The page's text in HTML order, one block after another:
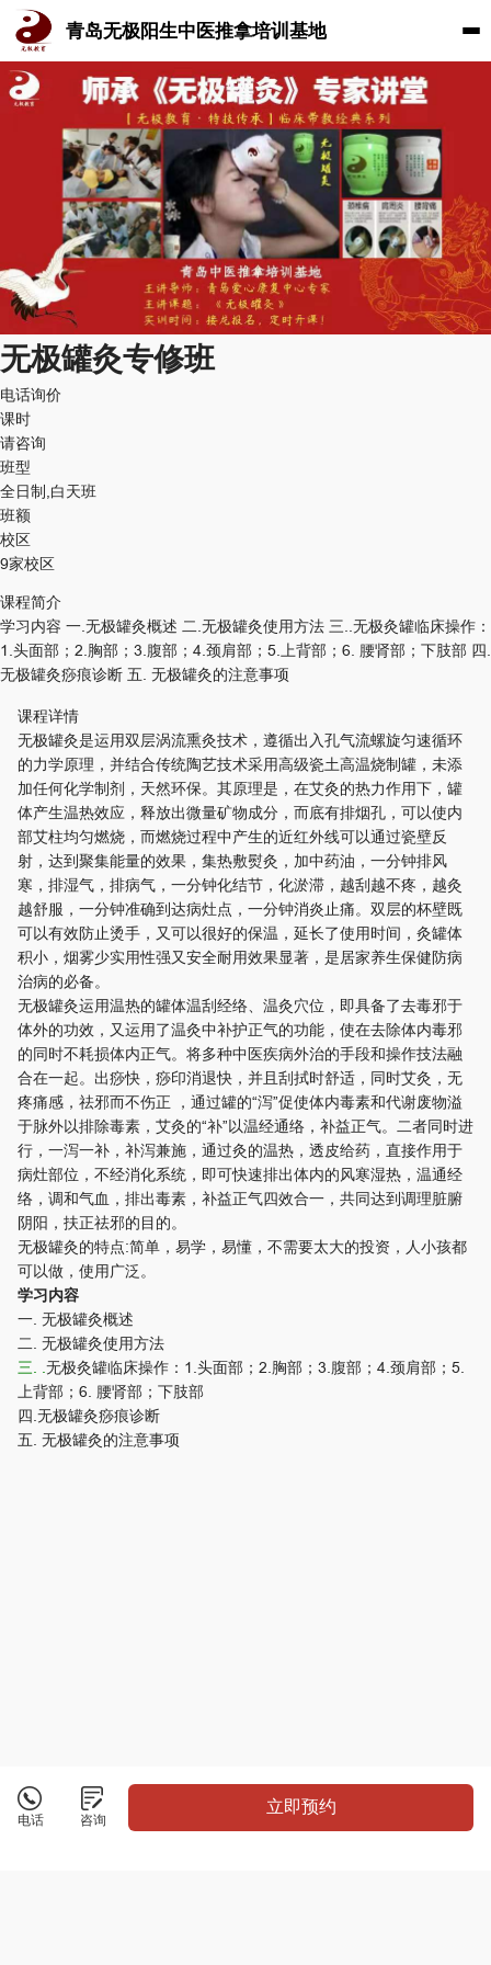
青岛无极阳生中医推拿培训基地
无极罐灸专修班
电话询价
课时
请咨询
班型
全日制,白天班
班额
校区
9家校区
课程简介
学习内容 一.无极罐灸概述 二.无极罐灸使用方法 三..无极灸罐临床操作：
1.头面部；2.胸部；3.腹部；4.颈肩部；5.上背部；6. 腰肾部；下肢部 四.
无极罐灸痧痕诊断 五. 无极罐灸的注意事项
课程详情
无极罐灸是运用双层涡流熏灸技术，遵循出入孔气流螺旋匀速循环
的力学原理，并结合传统陶艺技术采用高级瓷土高温烧制罐，未添
加任何化学制剂，天然环保。其原理是，在艾灸的热力作用下，罐
体产生温热效应，释放出微量矿物成分，而底有排烟孔，可以使内
部艾柱均匀燃烧，而燃烧过程中产生的近红外线可以通过瓷壁反
射，达到聚集能量的效果，集热敷熨灸，加中药油，一分钟排风
寒，排湿气，排病气，一分钟化结节，化淤滞，越刮越不疼，越灸
越舒服，一分钟准确到达病灶点，一分钟消炎止痛。双层的杯壁既
可以有效防止烫手，又可以很好的保温，延长了使用时间，灸罐体
积小，烟雾少实用性强又安全耐用效果显著，是居家养生保健防病
治病的必备。
无极罐灸运用温热的罐体温刮经络、温灸穴位，即具备了去毒邪于
体外的功效，又运用了温灸中补护正气的功能，使在去除体内毒邪
的同时不耗损体内正气。将多种中医疾病外治的手段和操作技法融
合在一起。出痧快，痧印消退快，并且刮拭时舒适，同时艾灸，无
疼痛感，祛邪而不伤正 ，通过罐的“泻”促使体内毒素和代谢废物溢
于脉外以排除毒素，艾灸的“补”以温经通络，补益正气。二者同时进
行，一泻一补，补泻兼施，通过灸的温热，透皮给药，直接作用于
病灶部位，不经消化系统，即可快速排出体内的风寒湿热，温通经
络，调和气血，排出毒素，补益正气四效合一，共同达到调理脏腑
阴阳，扶正祛邪的目的。
无极罐灸的特点:简单，易学，易懂，不需要太大的投资，人小孩都
可以做，使用广泛。
学习内容
一. 无极罐灸概述
二. 无极罐灸使用方法
三. . 无极灸罐临床操作：1.头面部；2.胸部；3.腹部；4.颈肩部；5.
上背部；6. 腰肾部；下肢部
四.无极罐灸痧痕诊断
五. 无极罐灸的注意事项
电话 咨询
立即预约